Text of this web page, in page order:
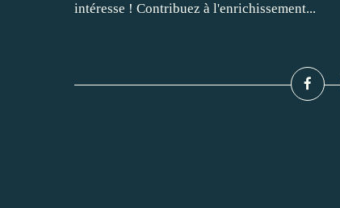
intéresse ! Contribuez à l'enrichissement...